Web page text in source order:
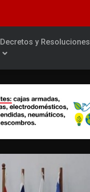
Decretos y Resoluciones